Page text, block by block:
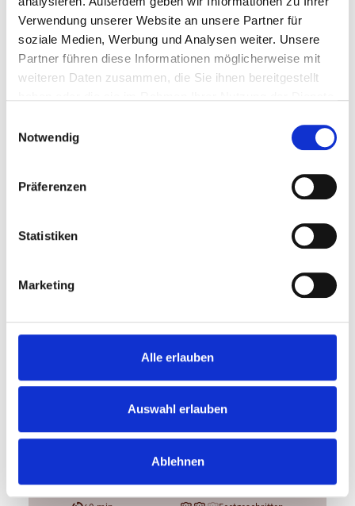
Verwendung unserer Website an unsere Partner für
soziale Medien, Werbung und Analysen weiter. Unsere
Partner führen diese Informationen möglicherweise mit
weiteren Daten zusammen, die Sie ihnen bereitgestellt
Notwendig
Präferenzen
Statistiken
Marketing
Alle erlauben
Auswahl erlauben
Ablehnen